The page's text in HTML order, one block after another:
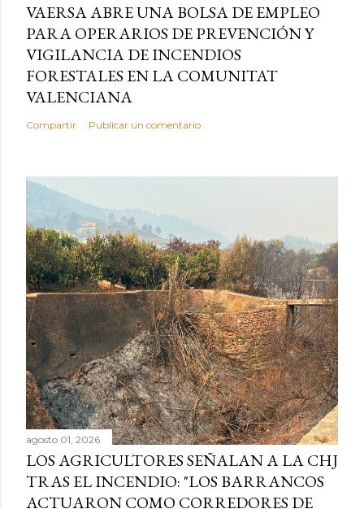
VAERSA ABRE UNA BOLSA DE EMPLEO
PARA OPERARIOS DE PREVENCIÓN Y
VIGILANCIA DE INCENDIOS
FORESTALES EN LA COMUNITAT
VALENCIANA
Compartir Publicar un comentario
agosto 01, 2026
LOS AGRICULTORES SEÑALAN A LA CHJ
TRAS EL INCENDIO: "LOS BARRANCOS
ACTUARON COMO CORREDORES DE